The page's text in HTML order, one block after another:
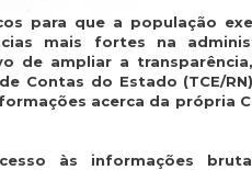
para que a população
mais fortes na
de ampliar a
Contas do Estado (TCE/
acerca da própria
às informações